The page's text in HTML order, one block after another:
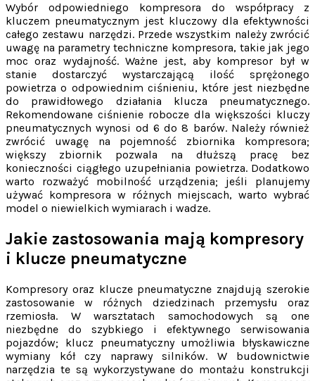
Wybór odpowiedniego kompresora do współpracy z
kluczem pneumatycznym jest kluczowy dla efektywności
całego zestawu narzędzi. Przede wszystkim należy zwrócić
uwagę na parametry techniczne kompresora, takie jak jego
moc oraz wydajność. Ważne jest, aby kompresor był w
stanie dostarczyć wystarczającą ilość sprężonego
powietrza o odpowiednim ciśnieniu, które jest niezbędne
do prawidłowego działania klucza pneumatycznego.
Rekomendowane ciśnienie robocze dla większości kluczy
pneumatycznych wynosi od 6 do 8 barów. Należy również
zwrócić uwagę na pojemność zbiornika kompresora;
większy zbiornik pozwala na dłuższą pracę bez
konieczności ciągłego uzupełniania powietrza. Dodatkowo
warto rozważyć mobilność urządzenia; jeśli planujemy
używać kompresora w różnych miejscach, warto wybrać
model o niewielkich wymiarach i wadze.
Jakie zastosowania mają kompresory
i klucze pneumatyczne
Kompresory oraz klucze pneumatyczne znajdują szerokie
zastosowanie w różnych dziedzinach przemysłu oraz
rzemiosła. W warsztatach samochodowych są one
niezbędne do szybkiego i efektywnego serwisowania
pojazdów; klucz pneumatyczny umożliwia błyskawiczne
wymiany kół czy naprawy silników. W budownictwie
narzędzia te są wykorzystywane do montażu konstrukcji